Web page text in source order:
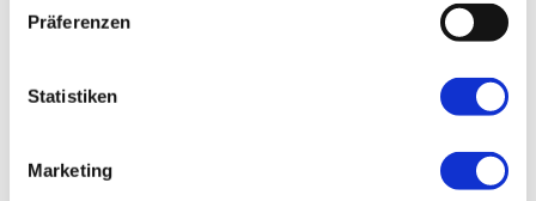
Präferenzen
Statistiken
Marketing